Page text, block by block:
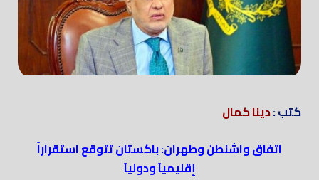
كتب :دينا كمال
اتفاق واشنطن وطهران: باكستان تتوقع استقراراً
إقليمياً ودولياً